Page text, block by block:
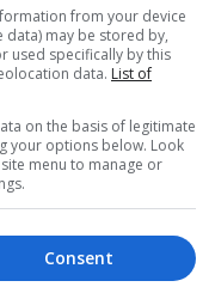
vazhdon
from your device
may be stored by,
used specifically by this
data. List of
on the basis of legitimate
your options below. Look
menu to manage or
Consent